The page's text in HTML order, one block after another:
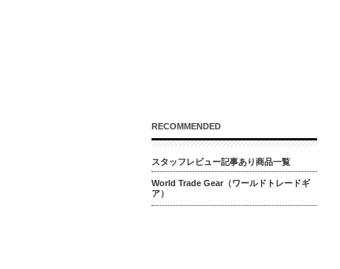
RECOMMENDED
スタッフレビュー記事あり商品一覧
World Trade Gear（ワールドトレードギ
ア）